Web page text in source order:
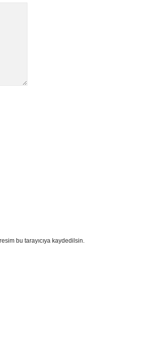
bu tarayıcıya kaydedilsin.